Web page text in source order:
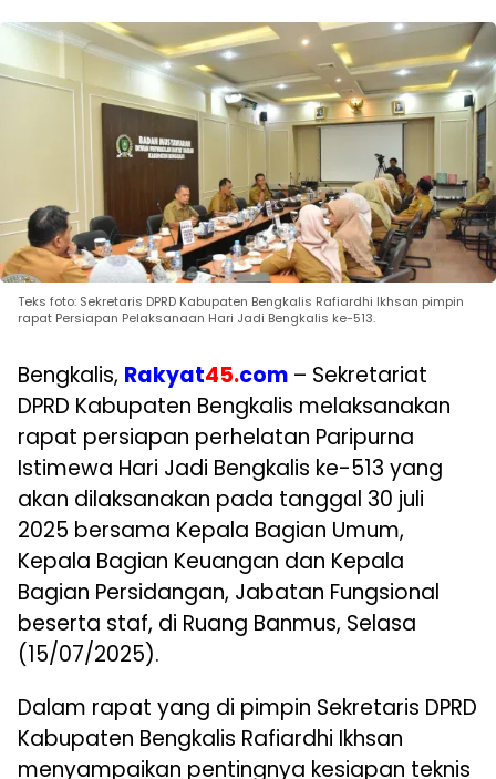
Teks foto: Sekretaris DPRD Kabupaten Bengkalis Rafiardhi Ikhsan pimpin
rapat Persiapan Pelaksanaan Hari Jadi Bengkalis ke-513.
Bengkalis, Rakyat45.com – Sekretariat
DPRD Kabupaten Bengkalis melaksanakan
rapat persiapan perhelatan Paripurna
Istimewa Hari Jadi Bengkalis ke-513 yang
akan dilaksanakan pada tanggal 30 juli
2025 bersama Kepala Bagian Umum,
Kepala Bagian Keuangan dan Kepala
Bagian Persidangan, Jabatan Fungsional
beserta staf, di Ruang Banmus, Selasa
(15/07/2025).
Dalam rapat yang di pimpin Sekretaris DPRD
Kabupaten Bengkalis Rafiardhi Ikhsan
menyampaikan pentingnya kesiapan teknis